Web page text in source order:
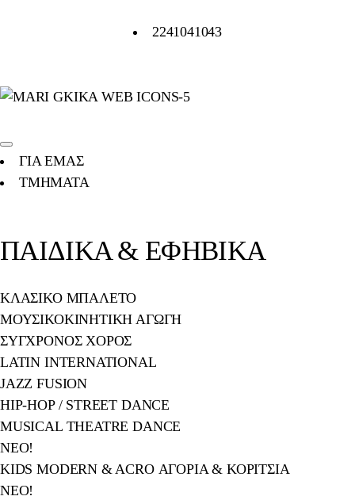
2241041043
ΓΙΑ ΕΜΑΣ
ΤΜΗΜΑΤΑ
ΠΑΙΔΙΚΑ & ΕΦΗΒΙΚΑ
ΚΛΑΣΙΚΟ ΜΠΑΛΕΤΟ
ΜΟΥΣΙΚΟΚΙΝΗΤΙΚΗ ΑΓΩΓΗ
ΣΥΓΧΡΟΝΟΣ ΧΟΡΟΣ
LATIN INTERNATIONAL
JAZZ FUSION
HIP-HOP / STREET DANCE
MUSICAL THEATRE DANCE
NEO!
KIDS MODERN & ACRO ΑΓΟΡΙΑ & ΚΟΡΙΤΣΙΑ
NEO!